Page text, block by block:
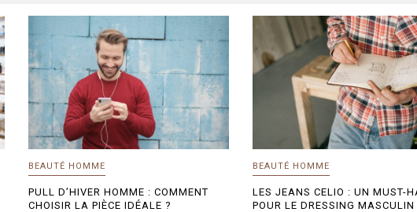
BEAUTÉ HOMME
PULL D’HIVER HOMME : COMMENT
CHOISIR LA PIÈCE IDÉALE ?
BEAUTÉ HOMME
LES JEANS CELIO : UN MUST-
POUR LE DRESSING MASCULIN